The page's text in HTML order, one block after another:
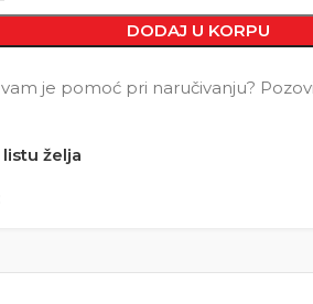
DODAJ U KORPU
je pomoć pri naručivanju?
želja